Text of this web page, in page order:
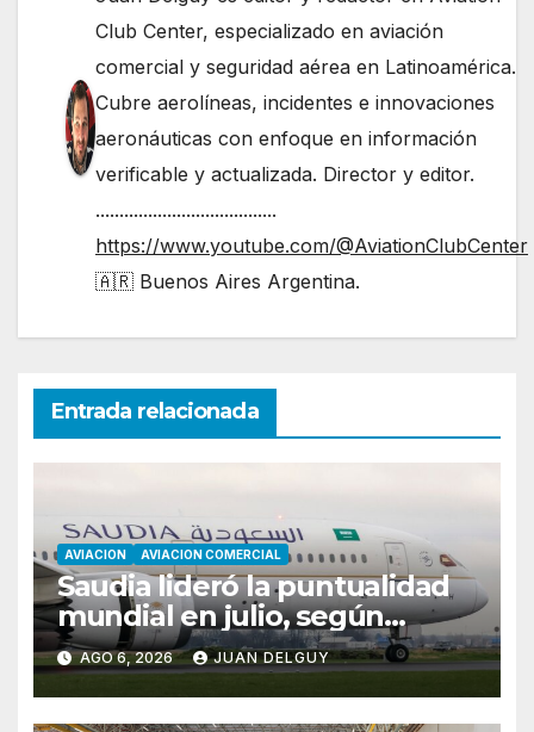
Club Center, especializado en aviación
comercial y seguridad aérea en Latinoamérica.
Cubre aerolíneas, incidentes e innovaciones
aeronáuticas con enfoque en información
verificable y actualizada. Director y editor.
......................................
https://www.youtube.com/@AviationClubCenter
🇦🇷 Buenos Aires Argentina.
Entrada relacionada
AVIACION AVIACION COMERCIAL
Saudia lideró la puntualidad
mundial en julio, según
Cirium
AGO 6, 2026 JUAN DELGUY